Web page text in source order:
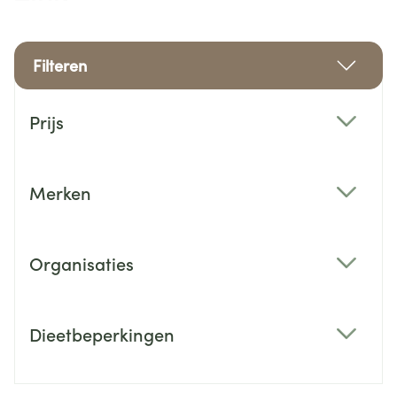
Filteren
Prijs
Merken
Organisaties
Dieetbeperkingen